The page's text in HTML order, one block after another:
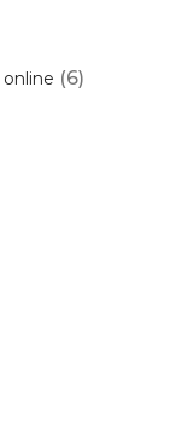
na
(6)